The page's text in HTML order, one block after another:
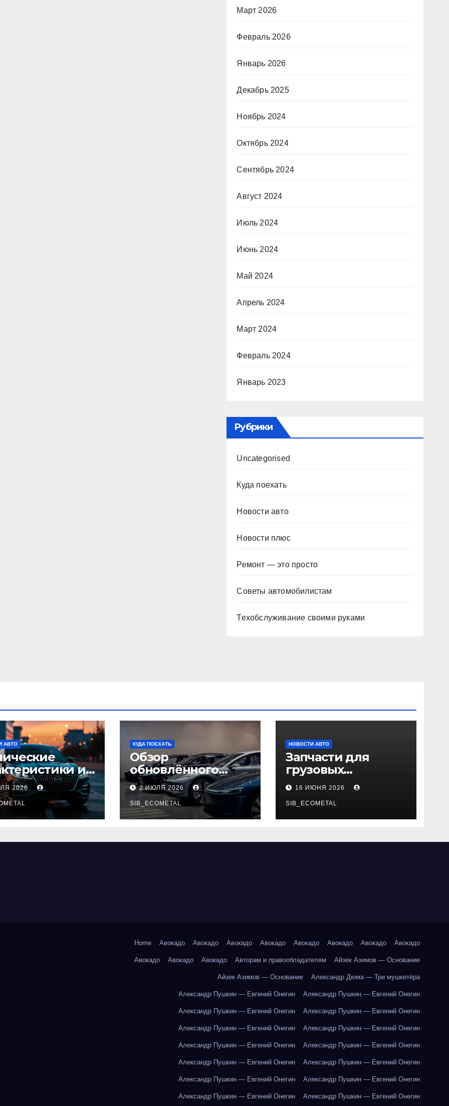
Март 2026
Февраль 2026
Январь 2026
Декабрь 2025
Ноябрь 2024
Октябрь 2024
Сентябрь 2024
Август 2024
Июль 2024
Июнь 2024
Май 2024
Апрель 2024
Март 2024
Февраль 2024
Январь 2023
Рубрики
Uncategorised
Куда поехать
Новости авто
Новости плюс
Ремонт — это просто
Советы автомобилистам
Техобслуживание своими руками
АВТО
и
GAC
2026
КУДА ПОЕХАТЬ
Обзор
обновлённого
модельного ряда
легковых
автомобилей 2026
года
2 ИЮЛЯ 2026
SIB_ECOMETAL
НОВОСТИ АВТО
Запчасти для
грузовых
автомобилей:
справочная база по
корейским и
японским
16 ИЮНЯ 2026
SIB_ECOMETAL
Home Авокадо Авокадо Авокадо Авокадо Авокадо Авокадо Авокадо Авокадо
Авокадо Авокадо Авокадо Авторам и правообладателям Айзек Азимов — Основание
Айзек Азимов — Основание Александр Дюма — Три мушкетёра
Александр Пушкин — Евгений Онегин Александр Пушкин — Евгений Онегин
Александр Пушкин — Евгений Онегин Александр Пушкин — Евгений Онегин
Александр Пушкин — Евгений Онегин Александр Пушкин — Евгений Онегин
Александр Пушкин — Евгений Онегин Александр Пушкин — Евгений Онегин
Александр Пушкин — Евгений Онегин Александр Пушкин — Евгений Онегин
Александр Пушкин — Евгений Онегин Александр Пушкин — Евгений Онегин
Александр Пушкин — Евгений Онегин Александр Пушкин — Евгений Онегин